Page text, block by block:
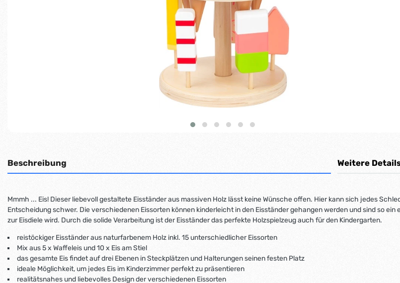
Beschreibung Weitere
Mmmh ... Eis! Dieser liebevoll gestaltete Eisständer aus massiven Holz lässt keine Wünsche offen. Hier kann sich jedes
Entscheidung schwer. Die verschiedenen Eissorten können kinderleicht in den Eisständer gehangen werden und sind so
zur Eisdiele wird. Durch die solide Verarbeitung ist der Eisständer das perfekte Holzspielzeug auch für den Kindergarten.
reistöckiger Eisständer aus naturfarbenem Holz inkl. 15 unterschiedlicher Eissorten
Mix aus 5 x Waffeleis und 10 x Eis am Stiel
das gesamte Eis findet auf drei Ebenen in Steckplätzen und Halterungen seinen festen Platz
ideale Möglichkeit, um jedes Eis im Kinderzimmer perfekt zu präsentieren
realitätsnahes und liebevolles Design der verschiedenen Eissorten